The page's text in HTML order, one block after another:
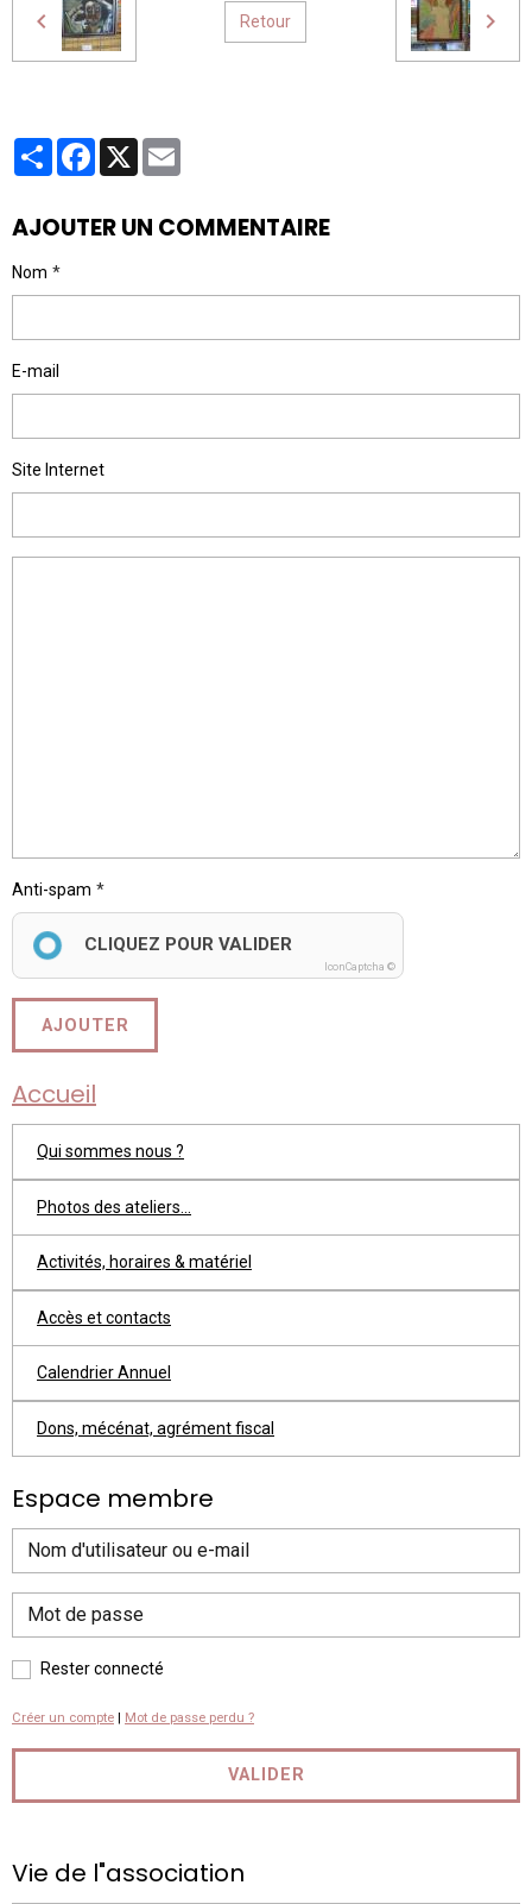
Retour
PartagerFacebook
X
AJOUTER UN COMMENTAIRE
Nom
E-mail
Site Internet
Anti-spam
CLIQUEZ POUR VALIDER
IconCaptcha ©
AJOUTER
Accueil
Qui sommes nous ?
Photos des ateliers...
Activités, horaires & matériel
Accès et contacts
Calendrier Annuel
Dons, mécénat, agrément fiscal
Espace membre
Rester connecté
Créer un compte | Mot de passe perdu ?
VALIDER
Vie de l"association